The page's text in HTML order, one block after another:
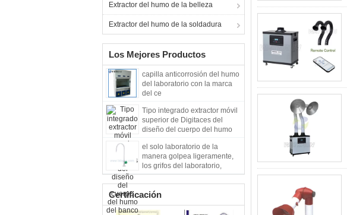
Extractor del humo de la belleza
Extractor del humo de la soldadura
Los Mejores Productos
capilla anticorrosión del humo
del laboratorio con la marca
del ce
Tipo integrado extractor móvil
superior de Digitaces del
diseño del cuerpo del humo
el solo laboratorio de la
manera golpea ligeramente,
los grifos del laboratorio,
golpecitos del laboratorio,
golpecitos del laboratorio
Certificación